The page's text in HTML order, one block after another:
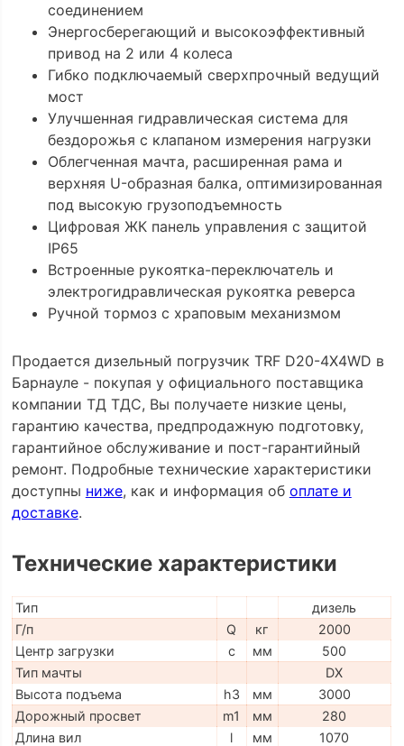
соединением
Энергосберегающий и высокоэффективный
привод на 2 или 4 колеса
Гибко подключаемый сверхпрочный ведущий
мост
Улучшенная гидравлическая система для
бездорожья с клапаном измерения нагрузки
Облегченная мачта, расширенная рама и
верхняя U-образная балка, оптимизированная
под высокую грузоподъемность
Цифровая ЖК панель управления с защитой
IP65
Встроенные рукоятка-переключатель и
электрогидравлическая рукоятка реверса
Ручной тормоз с храповым механизмом
Продается дизельный погрузчик TRF D20-4X4WD в
Барнауле - покупая у официального поставщика
компании ТД ТДС, Вы получаете низкие цены,
гарантию качества, предпродажную подготовку,
гарантийное обслуживание и пост-гарантийный
ремонт. Подробные технические характеристики
доступны ниже, как и информация об оплате и
доставке.
Технические характеристики
Тип
дизель
Г/п
Q кг
2000
Центр загрузки
c мм
500
Тип мачты
DX
Высота подъема
h3 мм
3000
Дорожный просвет
m1 мм
280
Длина вил
l мм 1070